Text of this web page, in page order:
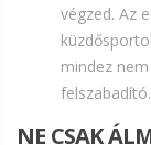
végzed. Az
mindez
felszabadító.
NE CSAK